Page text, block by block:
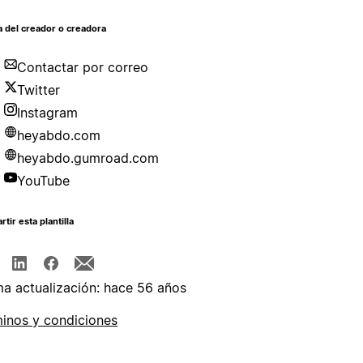
del creador o creadora
Contactar por correo
Twitter
Instagram
heyabdo.com
heyabdo.gumroad.com
YouTube
esta plantilla
actualización: hace 56 años
y condiciones